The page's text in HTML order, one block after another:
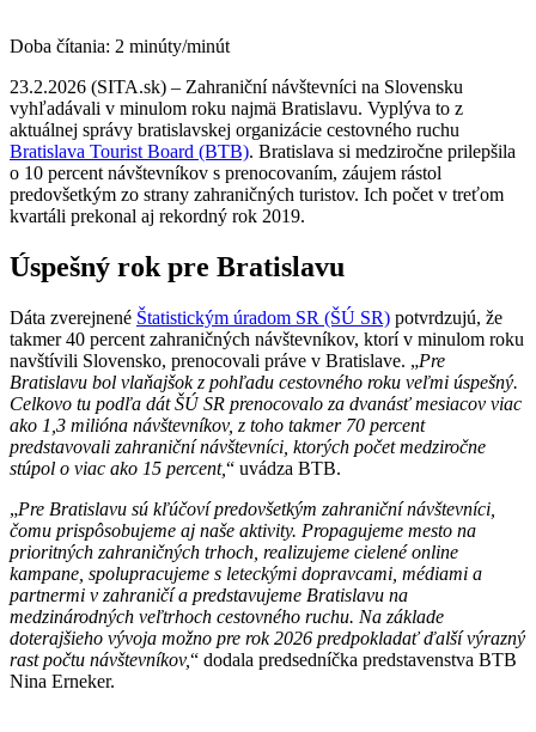
Doba čítania: 2 minúty/minút
23.2.2026 (SITA.sk) – Zahraniční návštevníci na Slovensku
vyhľadávali v minulom roku najmä Bratislavu. Vyplýva to z
aktuálnej správy bratislavskej organizácie cestovného ruchu
Bratislava Tourist Board (BTB). Bratislava si medziročne prilepšila
o 10 percent návštevníkov s prenocovaním, záujem rástol
predovšetkým zo strany zahraničných turistov. Ich počet v treťom
kvartáli prekonal aj rekordný rok 2019.
Úspešný rok pre Bratislavu
Dáta zverejnené Štatistickým úradom SR (ŠÚ SR) potvrdzujú, že
takmer 40 percent zahraničných návštevníkov, ktorí v minulom roku
navštívili Slovensko, prenocovali práve v Bratislave. „Pre
Bratislavu bol vlaňajšok z pohľadu cestovného roku veľmi úspešný.
Celkovo tu podľa dát ŠÚ SR prenocovalo za dvanásť mesiacov viac
ako 1,3 milióna návštevníkov, z toho takmer 70 percent
predstavovali zahraniční návštevníci, ktorých počet medziročne
stúpol o viac ako 15 percent,“ uvádza BTB.
„Pre Bratislavu sú kľúčoví predovšetkým zahraniční návštevníci,
čomu prispôsobujeme aj naše aktivity. Propagujeme mesto na
prioritných zahraničných trhoch, realizujeme cielené online
kampane, spolupracujeme s leteckými dopravcami, médiami a
partnermi v zahraničí a predstavujeme Bratislavu na
medzinárodných veľtrhoch cestovného ruchu. Na základe
doterajšieho vývoja možno pre rok 2026 predpokladať ďalší výrazný
rast počtu návštevníkov,“ dodala predsedníčka predstavenstva BTB
Nina Erneker.